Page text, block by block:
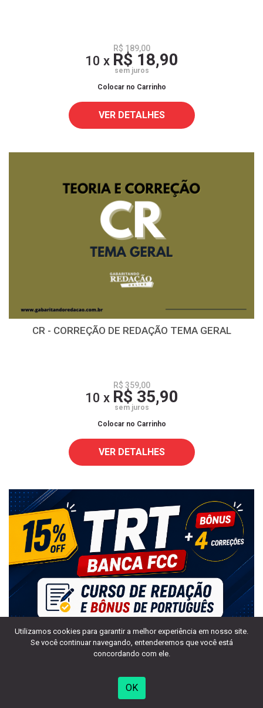
R$ 189,00
10 x R$ 18,90
sem juros
Colocar no Carrinho
VER DETALHES
CR - CORREÇÃO DE REDAÇÃO TEMA GERAL
R$ 359,00
10 x R$ 35,90
sem juros
Colocar no Carrinho
VER DETALHES
PROMOÇÃO ENCERRA DIA 31/05/26
TRT BANCA FCC / Preço Promocional + Bônus
Utilizamos cookies para garantir a melhor experiência em nosso site.
Se você continuar navegando, entenderemos que você está
concordando com ele.
OK